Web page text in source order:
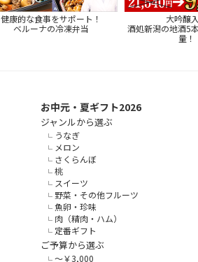
健康的な食事をサポート！
ベルーナの冷凍弁当
大吟醸
酒処新潟の地酒5
量！
お中元・夏ギフト2026
ジャンルから選ぶ
うなぎ
メロン
さくらんぼ
桃
スイーツ
野菜・その他フルーツ
魚卵・珍味
肉（精肉・ハム）
定番ギフト
ご予算から選ぶ
～￥3,000